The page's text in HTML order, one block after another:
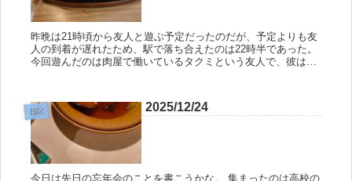
昨晩は21時頃から友人と遊ぶ予定だったのだが、予定よりも友
人の到着が遅れたため、駅で落ち合えたのは22時半であった。
今回遊んだのは肉屋で働いているタクミという友人で、彼は決
日記 2025/12/24
今日は先日の忘年会のことを書こうかな。 集まったのは高校の